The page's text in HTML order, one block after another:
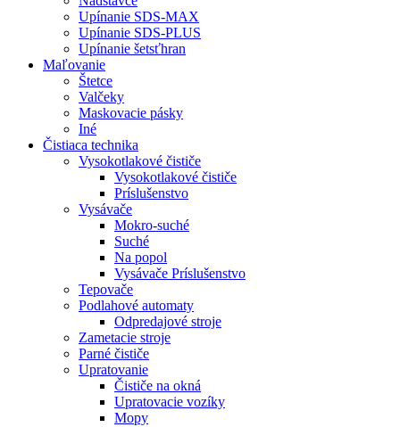
Upínanie SDS-MAX
Upínanie SDS-PLUS
Upínanie šetsťhran
Maľovanie
Štetce
Valčeky
Maskovacie pásky
Iné
Čistiaca technika
Vysokotlakové čističe
Vysokotlakové čističe
Príslušenstvo
Vysávače
Mokro-suché
Suché
Na popol
Vysávače Príslušenstvo
Tepovače
Podlahové automaty
Odpredajové stroje
Zametacie stroje
Parné čističe
Upratovanie
Čističe na okná
Upratovacie vozíky
Mopy